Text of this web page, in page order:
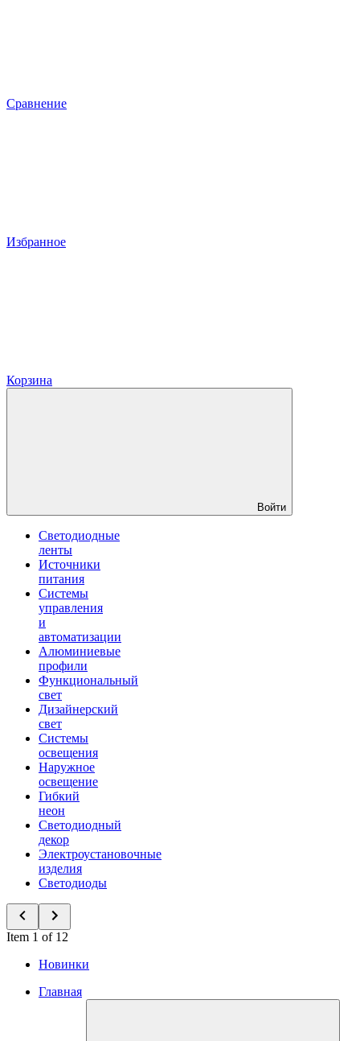
Сравнение
Избранное
Корзина
Войти
Светодиодные
ленты
Источники
питания
Системы
управления
и
автоматизации
Алюминиевые
профили
Функциональный
свет
Дизайнерский
свет
Системы
освещения
Наружное
освещение
Гибкий
неон
Светодиодный
декор
Электроустановочные
изделия
Светодиоды
Item 1 of 12
Новинки
Главная